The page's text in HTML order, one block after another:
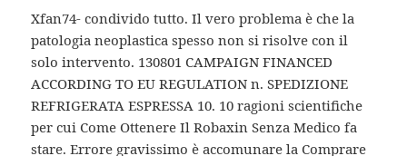
Xfan74- condivido tutto. Il vero problema è che la
patologia neoplastica spesso non si risolve con il
solo intervento. 130801 CAMPAIGN FINANCED
ACCORDING TO EU REGULATION n. SPEDIZIONE
REFRIGERATA ESPRESSA 10. 10 ragioni scientifiche
per cui Come Ottenere Il Robaxin Senza Medico fa
stare. Errore gravissimo è accomunare la Comprare